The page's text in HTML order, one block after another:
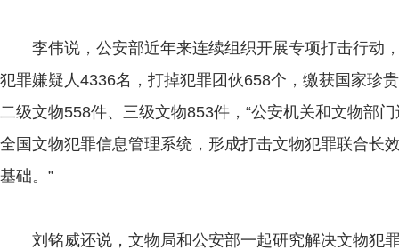
李伟说，公安部近年来连续组织开展专项打击行动
犯罪嫌疑人4336名，打掉犯罪团伙658个，缴获国家珍
二级文物558件、三级文物853件，“公安机关和文物部
全国文物犯罪信息管理系统，形成打击文物犯罪联合长
基础。”
刘铭威还说，文物局和公安部一起研究解决文物犯